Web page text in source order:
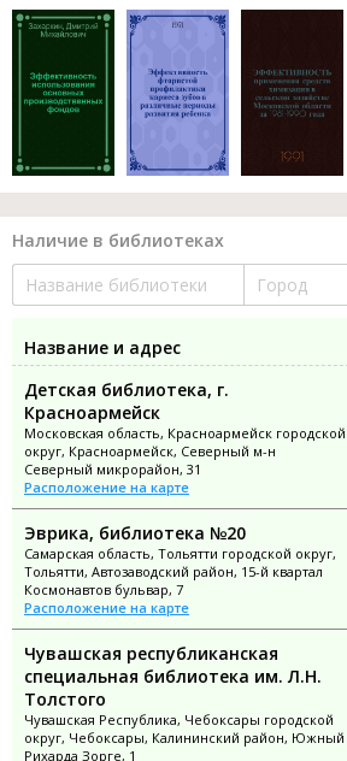
Наличие в библиотеках
Название и адрес
Детская библиотека, г.
Красноармейск
Московская область, Красноармейск городской
округ, Красноармейск, Северный м-н
Северный микрорайон, 31
Расположение на карте
Эврика, библиотека №20
Самарская область, Тольятти городской округ,
Тольятти, Автозаводский район, 15-й квартал
Космонавтов бульвар, 7
Расположение на карте
Чувашская республиканская
специальная библиотека им. Л.Н.
Толстого
Чувашская Республика, Чебоксары городской
округ, Чебоксары, Калининский район, Южный
Рихарда Зорге, 1